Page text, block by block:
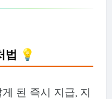
법 💡
된 즉시 지급, 지